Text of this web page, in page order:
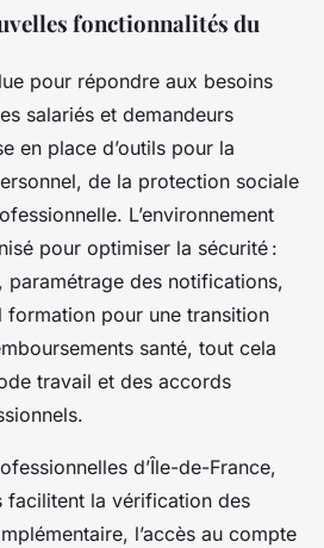
fonctionnalités du
pour répondre aux besoins
salariés et demandeurs
en place d’outils pour la
de la protection sociale
L’environnement
pour optimiser la sécurité :
paramétrage des notifications,
formation pour une transition
santé, tout cela
travail et des accords
d’Île-de-France,
facilitent la vérification des
l’accès au compte